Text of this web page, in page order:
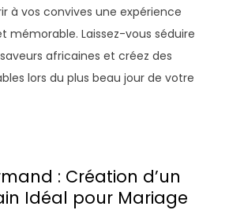
à vos convives une expérience
mémorable. Laissez-vous séduire
africaines et créez des
lors du plus beau jour de votre
: Création d’un
Idéal pour Mariage